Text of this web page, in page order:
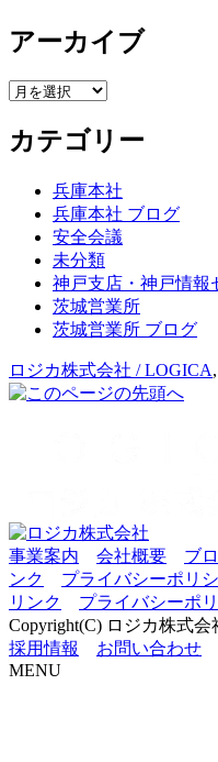
アーカイブ
ア
カ
イ
カテゴリー
兵庫本社
兵庫本社 ブログ
安全会議
未分類
神戸支店・神戸情報
茨城営業所
茨城営業所 ブログ
ロジカ株式会社 / LOGICA,
事業案内 会社概要 ブ
ンク
プライバシーポリ
リンク
プライバシーポ
Copyright(C) ロジカ株式会
採用情報
お問い合わせ
MENU